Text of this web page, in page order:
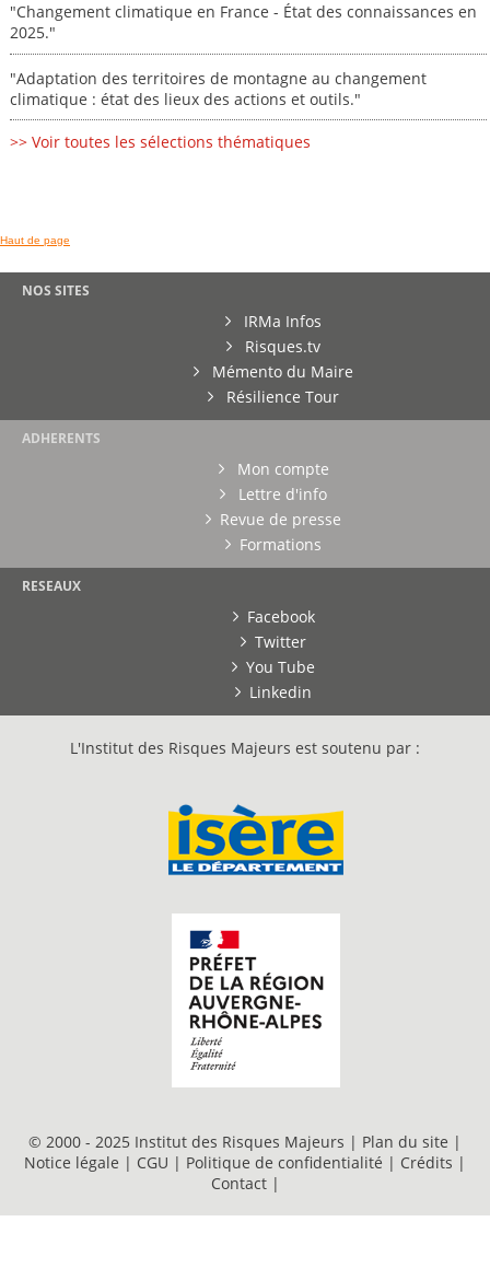
"Changement climatique en France - État des connaissances en
2025."
"Adaptation des territoires de montagne au changement
climatique : état des lieux des actions et outils."
>> Voir toutes les sélections thématiques
Haut de page
NOS SITES
IRMa Infos
Risques.tv
Mémento du Maire
Résilience Tour
ADHERENTS
Mon compte
Lettre d'info
Revue de presse
Formations
RESEAUX
Facebook
Twitter
You Tube
Linkedin
L'Institut des Risques Majeurs est soutenu par :
© 2000 - 2025 Institut des Risques Majeurs | Plan du site |
Notice légale | CGU | Politique de confidentialité | Crédits |
Contact |